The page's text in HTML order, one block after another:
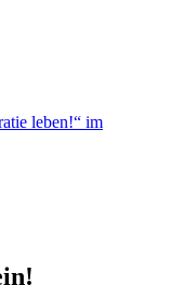
leben!“ im